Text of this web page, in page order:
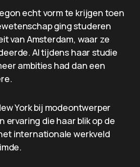
echt vorm te krijgen toen
ging studeren
van Amsterdam, waar ze
Al tijdens haar studie
ambities had dan een
York bij modeontwerper
ervaring die haar blik op de
internationale werkveld